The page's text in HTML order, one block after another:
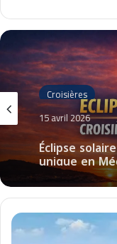
Croisières
15 avril 2026
Éclipse
unique en
€
N
e